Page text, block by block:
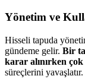
Yönetim ve
Hisseli tapuda
gündeme gelir. Bir
karar alınırken çok
süreçlerini